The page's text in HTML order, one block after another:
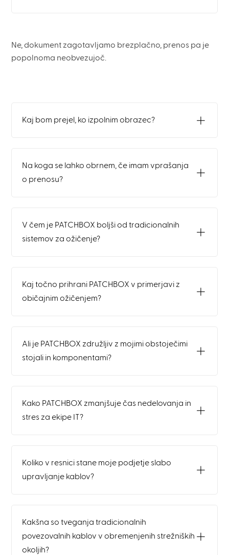
Ne, dokument zagotavljamo brezplačno, prenos pa je
popolnoma neobvezujoč.
Kaj bom prejel, ko izpolnim obrazec?
Na koga se lahko obrnem, če imam vprašanja
o prenosu?
V čem je PATCHBOX boljši od tradicionalnih
sistemov za ožičenje?
Kaj točno prihrani PATCHBOX v primerjavi z
običajnim ožičenjem?
Ali je PATCHBOX združljiv z mojimi obstoječimi
stojali in komponentami?
Kako PATCHBOX zmanjšuje čas nedelovanja in
stres za ekipe IT?
Koliko v resnici stane moje podjetje slabo
upravljanje kablov?
Kakšna so tveganja tradicionalnih
povezovalnih kablov v obremenjenih strežniških
okoljih?